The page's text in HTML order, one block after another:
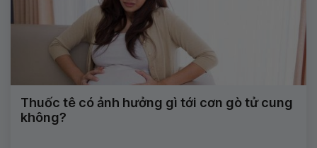
Thuốc tê có ảnh hưởng gì tới cơn gò tử cung
không?